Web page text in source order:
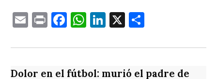
EmailPrintFacebook
WhatsApp
LinkedIn
X
Dolor en el fútbol: murió el padre de